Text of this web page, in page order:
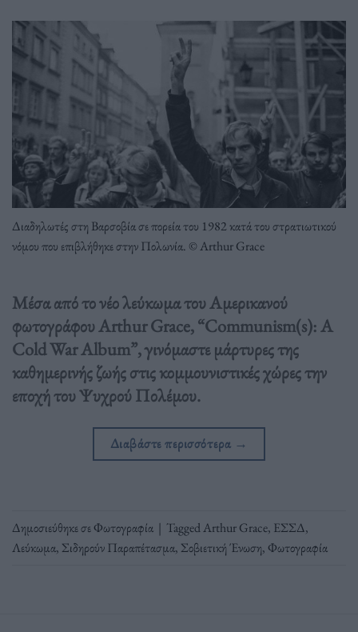
Διαδηλωτές στη Βαρσοβία σε πορεία του 1982 κατά του στρατιωτικού
νόμου που επιβλήθηκε στην Πολωνία. © Arthur Grace
Μέσα από το νέο λεύκωμα του Αμερικανού
φωτογράφου Arthur Grace, “Communism(s): A
Cold War Album”, γινόμαστε μάρτυρες της
καθημερινής ζωής στις κομμουνιστικές χώρες την
εποχή του Ψυχρού Πολέμου.
Διαβάστε περισσότερα →
Δημοσιεύθηκε σεΦωτογραφία | TaggedArthur Grace, ΕΣΣΔ,
Λεύκωμα, Σιδηρούν Παραπέτασμα, Σοβιετική Ένωση, Φωτογραφία